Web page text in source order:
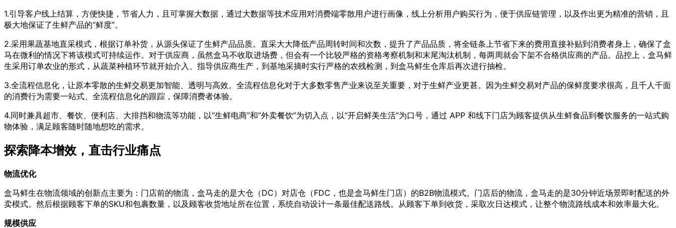
1.引导客户线上结算，方便快捷，节省人力，且可掌握大数据，通过大数据等技术应用对消费端零散用户进行画像，线上分析用户购买行为，便于供应链管理，以及作出更为精准的营销，且
极大地保证了生鲜产品的“鲜度”。
2.采用果蔬基地直采模式，根据订单补货，从源头保证了生鲜产品品质。直采大大降低产品周转时间和次数，提升了产品品质，将全链条上节省下来的费用直接补贴到消费者身上，确保了盒
马在微利的情况下将该模式可持续运作。对于供应商，虽然盒马不收取进场费，但会有一个比较严格的资格考察机制和末尾淘汰机制，每两周就会下架不合格供应商的产品。品控上，盒马鲜
生采用订单农业的形式，从蔬菜种植环节就开始介入、指导供应商生产，到基地采摘时实行严格的农残检测，到盒马鲜生仓库后再次进行抽检。
3.全流程信息化，让原本零散的生鲜交易更加智能、透明与高效。全流程信息化对于大多数零售产业来说至关重要，对于生鲜产业更甚。因为生鲜交易对产品的保鲜度要求很高，且千人千面
的消费行为需要一站式、全流程信息化的跟踪，保障消费者体验。
4.同时兼具超市、餐饮、便利店、大排挡和物流等功能，以“生鲜电商”和“外卖餐饮”为切入点，以“开启鲜美生活”为口号，通过 APP 和线下门店为顾客提供从生鲜食品到餐饮服务的一站式购
物体验，满足顾客随时随地想吃的需求。
探索降本增效，直击行业痛点
物流优化
盒马鲜生在物流领域的创新点主要为：门店前的物流，盒马走的是大仓（DC）对店仓（FDC，也是盒马鲜生门店）的B2B物流模式。门店后的物流，盒马走的是30分钟近场景即时配送的外
卖模式。然后根据顾客下单的SKU和包裹数量，以及顾客收货地址所在位置，系统自动设计一条最佳配送路线。从顾客下单到收货，采取次日达模式，让整个物流路线成本和效率最大化。
规模供应